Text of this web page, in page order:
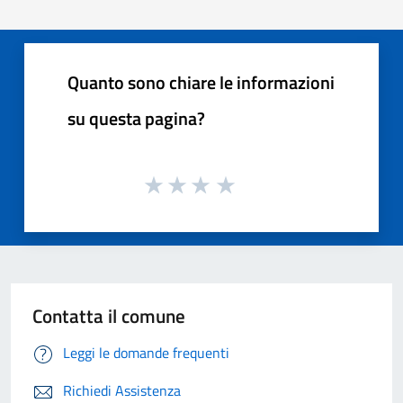
Quanto sono chiare le informazioni
su questa pagina?
Contatta il comune
Leggi le domande frequenti
Richiedi Assistenza